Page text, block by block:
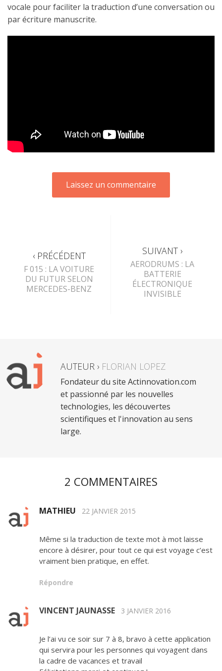
vocale pour faciliter la traduction d’une conversation ou
par écriture manuscrite.
‹ PRÉCÉDENT
F 015 : LA VOITURE
DU FUTUR SELON
MERCEDES-BENZ
SUIVANT ›
AERODRUMS : LA
BATTERIE
ÉLECTRONIQUE
INVISIBLE
AUTEUR › FLORIAN LOPEZ
Fondateur du site Actinnovation.com
et passionné par les nouvelles
technologies, les découvertes
scientifiques et l'innovation au sens
large.
2 COMMENTAIRES
MATHIEU 22 JANVIER 2015
Même si la traduction de texte mot à mot laisse
encore à désirer, pour tout ce qui est voyage c’est
vraiment bien pratique, en effet.
Répondre
VINCENT JAUNASSE 3 JANVIER 2016
Je l’ai vu ce soir sur 7 à 8, bravo à cette application
qui servira pour les personnes qui voyagent dans
la cadre de vacances et travail